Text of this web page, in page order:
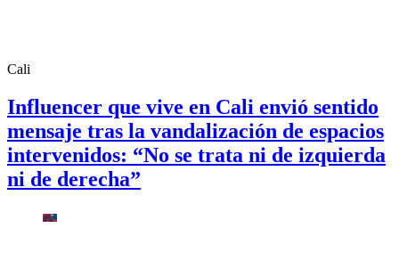
Cali
Influencer que vive en Cali envió sentido
mensaje tras la vandalización de espacios
intervenidos: “No se trata ni de izquierda
ni de derecha”